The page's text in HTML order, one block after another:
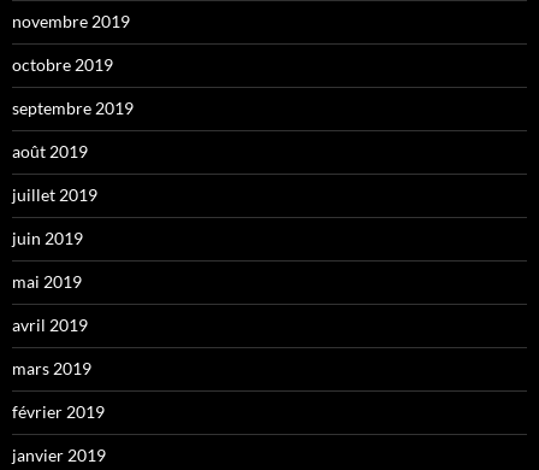
novembre 2019
octobre 2019
septembre 2019
août 2019
juillet 2019
juin 2019
mai 2019
avril 2019
mars 2019
février 2019
janvier 2019